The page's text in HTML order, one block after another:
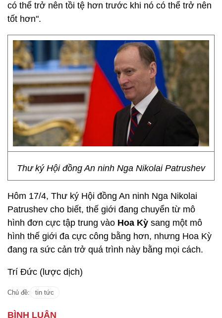
có thể trở nên tồi tệ hơn trước khi nó có thể trở nên
tốt hơn".
Thư ký Hội đồng An ninh Nga Nikolai Patrushev
Hôm 17/4, Thư ký Hội đồng An ninh Nga Nikolai
Patrushev cho biết, thế giới đang chuyển từ mô
hình đơn cực tập trung vào Hoa Kỳ sang một mô
hình thế giới đa cực công bằng hơn, nhưng Hoa Kỳ
đang ra sức cản trở quá trình này bằng mọi cách.
Trí Đức (lược dịch)
Chủ đề: tin tức